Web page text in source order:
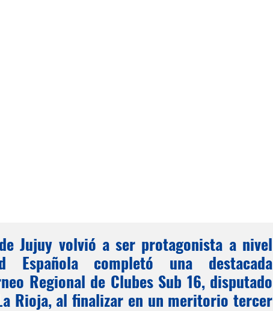
Jujuy volvió a ser protagonista a nivel
Española completó una destacada
Regional de Clubes Sub 16, disputado
Rioja, al finalizar en un meritorio tercer